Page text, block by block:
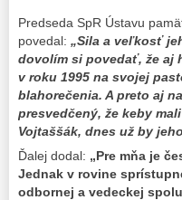
Predseda SpR Ústavu
povedal: „Sila a veľkosť
dovolím si povedať, že aj
v roku 1995 na svojej
blahorečenia. A preto aj
presvedčený, že keby
Vojtaššák, dnes už by
Ďalej dodal: „Pre mňa je
Jednak v rovine
odbornej a vedeckej